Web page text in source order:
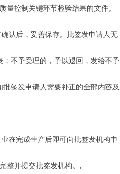
量控制关键环节检验结果的文件。
认后，妥善保存。批签发申请人无
不予受理的，予以退回，发给不予
签发申请人需要补正的全部内容及
在完成生产后即可向批签发机构申
整并提交批签发机构。,